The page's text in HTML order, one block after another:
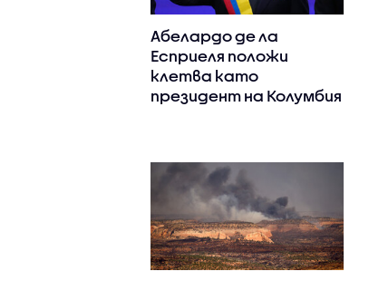
Абелардо де ла
Есприеля положи
клетва като
президент на Колумбия